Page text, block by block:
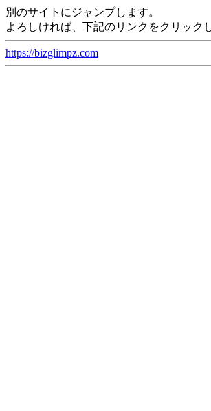
別のサイトにジャンプします。
よろしければ、下記のリンクをクリック
https://bizglimpz.com